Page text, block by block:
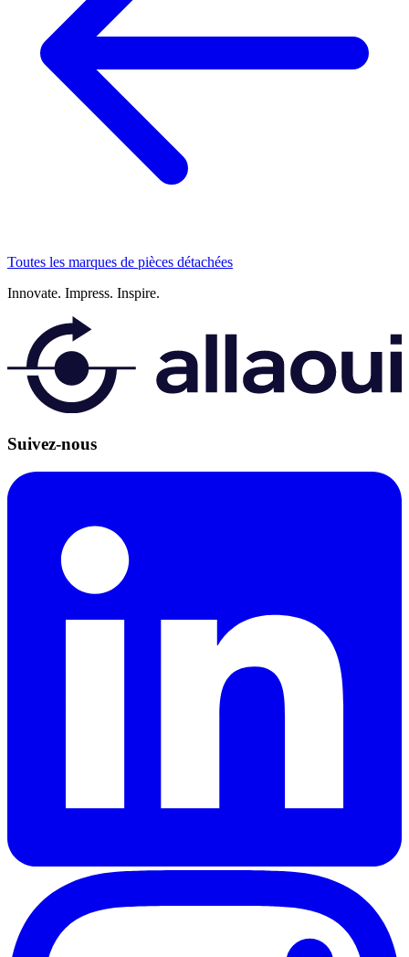
Toutes les marques de pièces détachées
Innovate. Impress. Inspire.
Suivez-nous